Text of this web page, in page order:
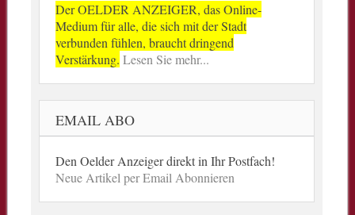
Der OELDER ANZEIGER, das Online-
Medium für alle, die sich mit der Stadt
verbunden fühlen, braucht dringend
Verstärkung. Lesen Sie mehr...
EMAIL ABO
Den Oelder Anzeiger direkt in Ihr Postfach!
Neue Artikel per Email Abonnieren